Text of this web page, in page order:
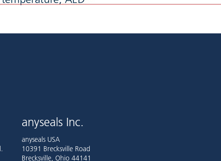
anyseals Inc.
anyseals USA
10391 Brecksville Road
Brecksville, Ohio 44141